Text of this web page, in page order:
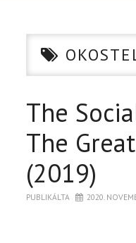
CIKK
PÓLÓ RENDELÉS
The
The
(2019)
PUBLIKÁLTA 2020.